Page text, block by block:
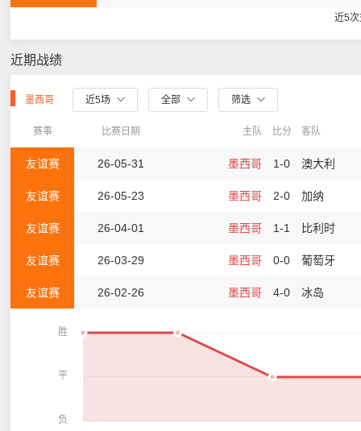
近5
近期战绩
墨西哥 近5场 全部 筛选
赛事 比赛日期 主队 比分 客队
友谊赛 26-05-31 墨西哥 1-0 澳大利
友谊赛 26-05-23 墨西哥 2-0 加纳
友谊赛 26-04-01 墨西哥 1-1 比利时
友谊赛 26-03-29 墨西哥 0-0 葡萄牙
友谊赛 26-02-26 墨西哥 4-0 冰岛
胜
平
负